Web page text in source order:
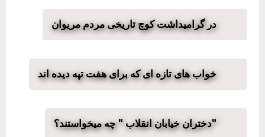
در گرامیداشت کوچ تاریخی مردم مریوان
خواب های تازه ای که برای هفت تپه دیده اند
"دختران خیابان انقلاب " چه میخواستند؟